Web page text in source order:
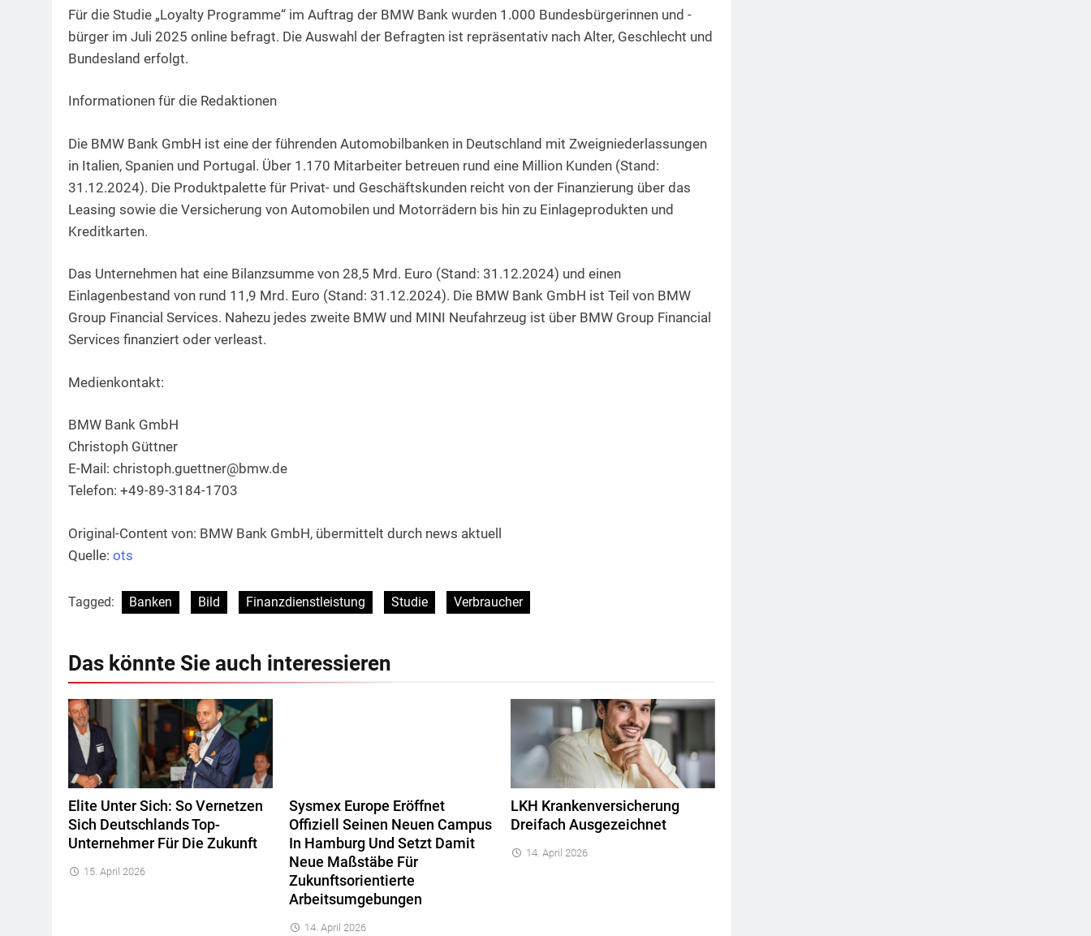
Für die Studie „Loyalty Programme“ im Auftrag der BMW Bank wurden 1.000 Bundesbürgerinnen und -
bürger im Juli 2025 online befragt. Die Auswahl der Befragten ist repräsentativ nach Alter, Geschlecht und
Bundesland erfolgt.
Informationen für die Redaktionen
Die BMW Bank GmbH ist eine der führenden Automobilbanken in Deutschland mit Zweigniederlassungen
in Italien, Spanien und Portugal. Über 1.170 Mitarbeiter betreuen rund eine Million Kunden (Stand:
31.12.2024). Die Produktpalette für Privat- und Geschäftskunden reicht von der Finanzierung über das
Leasing sowie die Versicherung von Automobilen und Motorrädern bis hin zu Einlageprodukten und
Kreditkarten.
Das Unternehmen hat eine Bilanzsumme von 28,5 Mrd. Euro (Stand: 31.12.2024) und einen
Einlagenbestand von rund 11,9 Mrd. Euro (Stand: 31.12.2024). Die BMW Bank GmbH ist Teil von BMW
Group Financial Services. Nahezu jedes zweite BMW und MINI Neufahrzeug ist über BMW Group Financial
Services finanziert oder verleast.
Medienkontakt:
BMW Bank GmbH
Christoph Güttner
E-Mail: christoph.guettner@bmw.de
Telefon: +49-89-3184-1703
Original-Content von: BMW Bank GmbH, übermittelt durch news aktuell
Quelle: ots
Tagged: Banken Bild Finanzdienstleistung Studie Verbraucher
Das könnte Sie auch interessieren
Elite Unter Sich: So Vernetzen
Sich Deutschlands Top-
Unternehmer Für Die Zukunft
15. April 2026
Sysmex Europe Eröffnet
Offiziell Seinen Neuen Campus
In Hamburg Und Setzt Damit
Neue Maßstäbe Für
Zukunftsorientierte
Arbeitsumgebungen
14. April 2026
LKH Krankenversicherung
Dreifach Ausgezeichnet
14. April 2026